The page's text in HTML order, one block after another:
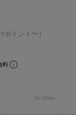
ポイント〜]
料
Grishko